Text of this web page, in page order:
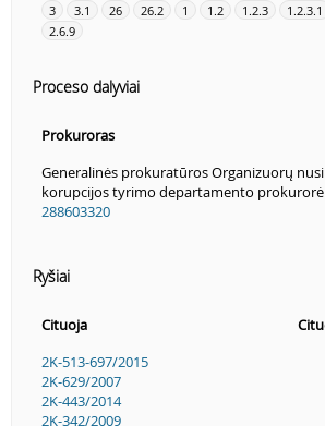
3 3.1 26 26.2 1 1.2 1.2.3 1.2.3.1
2.6.9
Proceso dalyviai
Prokuroras
Generalinės prokuratūros Organizuorų
korupcijos tyrimo departamento
288603320
Ryšiai
Cituoja
2K-513-697/2015
2K-629/2007
2K-443/2014
2K-342/2009